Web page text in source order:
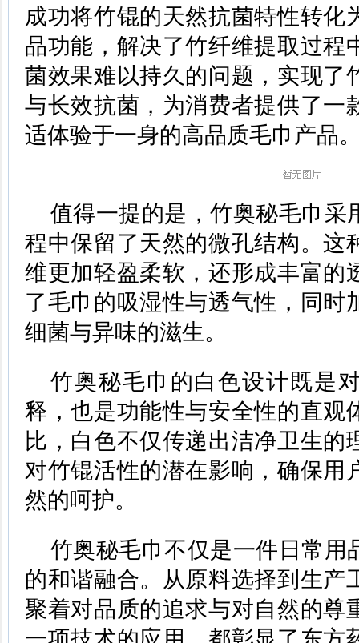
成功将竹锟的天然抗菌特性转化
品功能，解决了竹纤维提取过程
菌效果难以持久的问题，实现了
与长效抗菌，为消费者提供了一
适体验于一身的高品质毛巾产品
值得一提的是，竹奥秘毛巾采
程中保留了天然的微孔结构。这
维更加轻盈柔软，还形成丰富的
了毛巾的吸湿性与透气性，同时
细菌与异味的滋生。
竹奥秘毛巾的白色设计既是
释，也是功能性与安全性的直观
比，白色不仅传递出洁净卫生的
对竹锟活性的潜在影响，确保用
然的呵护。
竹奥秘毛巾不仅是一件日常用
的和谐融合。从原料选择到生产
聚着对品质的追求与对自然的尊